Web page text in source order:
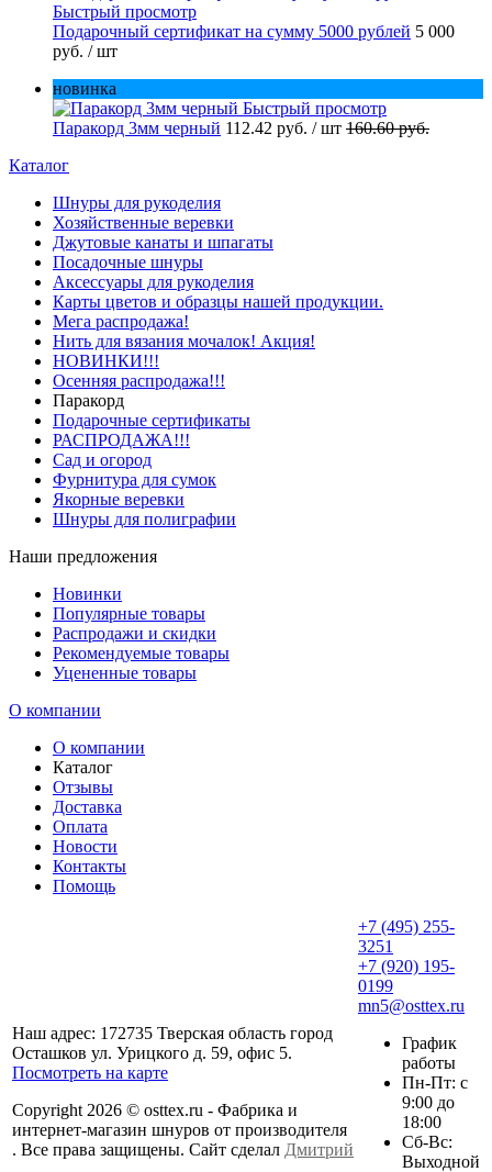
Быстрый просмотр
Подарочный сертификат на сумму 5000 рублей 5 000
руб. / шт
новинка
Быстрый просмотр
Паракорд 3мм черный 112.42 руб. / шт 160.60 руб.
Каталог
Шнуры для рукоделия
Хозяйственные веревки
Джутовые канаты и шпагаты
Посадочные шнуры
Аксессуары для рукоделия
Карты цветов и образцы нашей продукции.
Мега распродажа!
Нить для вязания мочалок! Акция!
НОВИНКИ!!!
Осенняя распродажа!!!
Паракорд
Подарочные сертификаты
РАСПРОДАЖА!!!
Сад и огород
Фурнитура для сумок
Якорные веревки
Шнуры для полиграфии
Наши предложения
Новинки
Популярные товары
Распродажи и скидки
Рекомендуемые товары
Уцененные товары
О компании
О компании
Каталог
Отзывы
Доставка
Оплата
Новости
Контакты
Помощь
Наш адрес: 172735 Тверская область город
Осташков ул. Урицкого д. 59, офис 5.
Посмотреть на карте
Copyright 2026 © osttex.ru - Фабрика и
интернет-магазин шнуров от производителя
. Все права защищены. Сайт сделал Дмитрий
+7 (495) 255-
3251
+7 (920) 195-
0199
mn5@osttex.ru
График
работы
Пн-Пт: с
9:00 до
18:00
Сб-Вс:
Выходной